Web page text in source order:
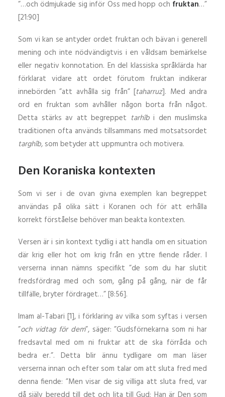
”…och ödmjukade sig inför Oss med hopp och fruktan…”
[21:90]
Som vi kan se antyder ordet fruktan och bävan i generell
mening och inte nödvändigtvis i en våldsam bemärkelse
eller negativ konnotation. En del klassiska språklärda har
förklarat vidare att ordet förutom fruktan indikerar
innebörden ”att avhålla sig från” [taharruz]. Med andra
ord en fruktan som avhåller någon borta från något.
Detta stärks av att begreppet tarhîbi den muslimska
traditionen ofta används tillsammans med motsatsordet
targhîb, som betyder att uppmuntra och motivera.
Den Koraniska kontexten
Som vi ser i de ovan givna exemplen kan begreppet
användas på olika sätt i Koranen och för att erhålla
korrekt förståelse behöver man beakta kontexten.
Versen är i sin kontext tydlig i att handla om en situation
där krig eller hot om krig från en yttre fiende råder. I
verserna innan nämns specifikt ”de som du har slutit
fredsfördrag med och som, gång på gång, när de får
tillfälle, bryter fördraget…” [8:56].
Imam al-Tabari [1], i förklaring av vilka som syftas i versen
”och vidtag för dem”, säger: ”Gudsförnekarna som ni har
fredsavtal med om ni fruktar att de ska förråda och
bedra er.”. Detta blir ännu tydligare om man läser
verserna innan och efter som talar om att sluta fred med
denna fiende: ”Men visar de sig villiga att sluta fred, var